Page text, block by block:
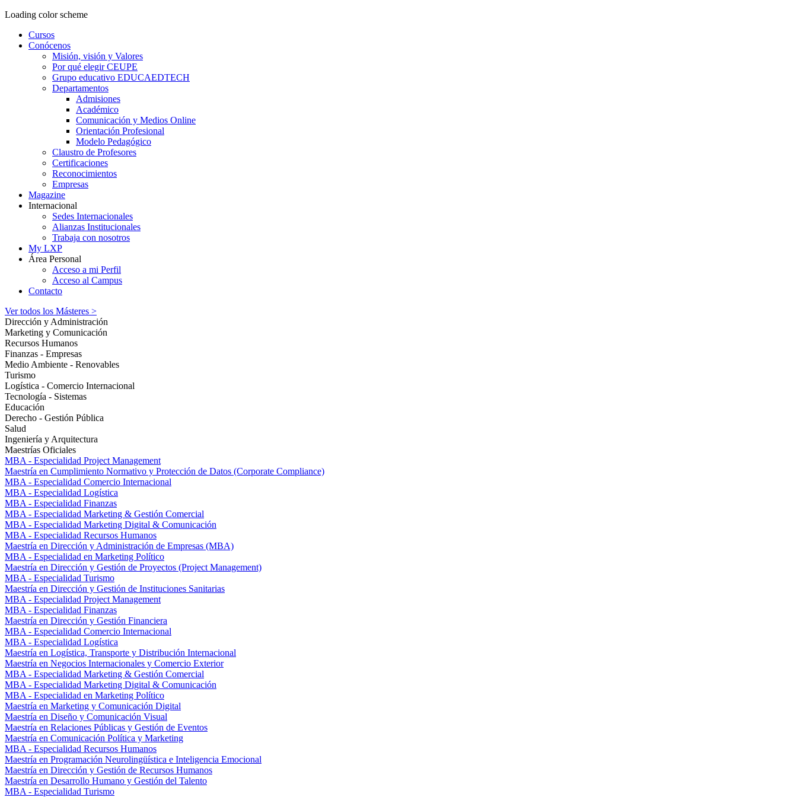
Loading color scheme
Cursos
Conócenos
Misión, visión y Valores
Por qué elegir CEUPE
Grupo educativo EDUCAEDTECH
Departamentos
Admisiones
Académico
Comunicación y Medios Online
Orientación Profesional
Modelo Pedagógico
Claustro de Profesores
Certificaciones
Reconocimientos
Empresas
Magazine
Internacional
Sedes Internacionales
Alianzas Institucionales
Trabaja con nosotros
My LXP
Área Personal
Acceso a mi Perfil
Acceso al Campus
Contacto
Ver todos los Másteres >
Dirección y Administración
Marketing y Comunicación
Recursos Humanos
Finanzas - Empresas
Medio Ambiente - Renovables
Turismo
Logística - Comercio Internacional
Tecnología - Sistemas
Educación
Derecho - Gestión Pública
Salud
Ingeniería y Arquitectura
Maestrías Oficiales
MBA - Especialidad Project Management
Maestría en Cumplimiento Normativo y Protección de Datos (Corporate Compliance)
MBA - Especialidad Comercio Internacional
MBA - Especialidad Logística
MBA - Especialidad Finanzas
MBA - Especialidad Marketing & Gestión Comercial
MBA - Especialidad Marketing Digital & Comunicación
MBA - Especialidad Recursos Humanos
Maestría en Dirección y Administración de Empresas (MBA)
MBA - Especialidad en Marketing Político
Maestría en Dirección y Gestión de Proyectos (Project Management)
MBA - Especialidad Turismo
Maestría en Dirección y Gestión de Instituciones Sanitarias
MBA - Especialidad Project Management
MBA - Especialidad Finanzas
Maestría en Dirección y Gestión Financiera
MBA - Especialidad Comercio Internacional
MBA - Especialidad Logística
Maestría en Logística, Transporte y Distribución Internacional
Maestría en Negocios Internacionales y Comercio Exterior
MBA - Especialidad Marketing & Gestión Comercial
MBA - Especialidad Marketing Digital & Comunicación
MBA - Especialidad en Marketing Político
Maestría en Marketing y Comunicación Digital
Maestría en Diseño y Comunicación Visual
Maestría en Relaciones Públicas y Gestión de Eventos
Maestría en Comunicación Política y Marketing
MBA - Especialidad Recursos Humanos
Maestría en Programación Neurolingüística e Inteligencia Emocional
Maestría en Dirección y Gestión de Recursos Humanos
Maestría en Desarrollo Humano y Gestión del Talento
MBA - Especialidad Turismo